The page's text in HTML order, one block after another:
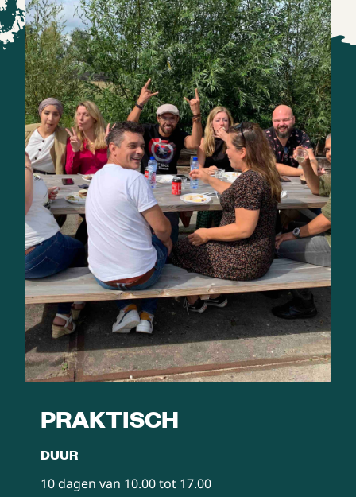
PRAKTISCH
DUUR
10 dagen van 10.00 tot 17.00